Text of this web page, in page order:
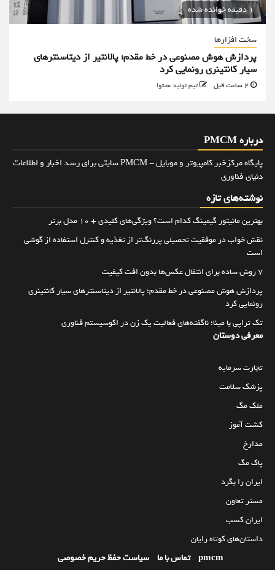
1 دقیقه خوانده شده
سخت افزارها
پردازش هوش مصنوعی در خط مقدم؛ پالانتیر از دیتاسنترهای
سیار کانتینری رونمایی کرد
تیم تولید محتوا
درباره PMCM
پایگاه مرکزخبر کامپیوتر و موبایل - PMCM سایتی برای رسد اخبار و اطلاعات
دنیای فناوری
نوشته‌های تازه
بهترین مانیتور گیمینگ کدام است؟ ویژگی‌های کلیدی + 10 مدل برتر
نقش خواب در موفقیت تحصیلی پررنگ‌تر از تغذیه و کنترل استفاده از گوشی
است
۷ روش ساده برای انتقال عکس‌ها بدون افت کیفیت
پردازش هوش مصنوعی در خط مقدم؛ پالانتیر از دیتاسنترهای سیار کانتینری
رونمایی کرد
تک تراپی با مینا؛ ناگفته‌های فعالیت یک زن در اکوسیستم فناوری
معرفی دوستان
تجارت سرمایه
پزشک سلامت
ملک مگ
کشت آموز
مدارخ
پاک مگ
ایران را بگرد
مستر تعاون
ایران کسب
داستان‌های کوتاه رایان
pmcm تماس با ما سیاست حفظ حریم خصوصی